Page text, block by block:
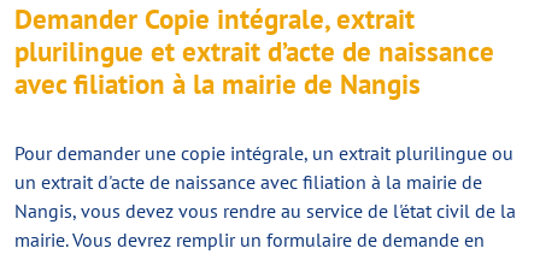
Demander Copie intégrale, extrait
plurilingue et extrait d’acte de naissance
avec filiation à la mairie de Nangis
Pour demander une copie intégrale, un extrait plurilingue ou
un extrait d'acte de naissance avec filiation à la mairie de
Nangis, vous devez vous rendre au service de l'état civil de la
mairie. Vous devrez remplir un formulaire de demande en